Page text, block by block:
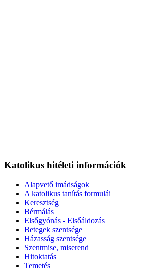
Katolikus hitéleti információk
Alapvető imádságok
A katolikus tanítás formulái
Keresztség
Bérmálás
Elsőgyónás - Elsőáldozás
Betegek szentsége
Házasság szentsége
Szentmise, miserend
Hitoktatás
Temetés